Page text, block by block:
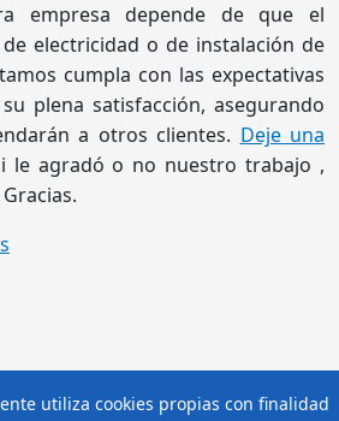
empresa depende de que el
electricidad o de instalación de
cumpla con las expectativas
plena satisfacción, asegurando
a otros clientes. Deje una
le agradó o no nuestro trabajo ,
utiliza cookies propias con finalidad